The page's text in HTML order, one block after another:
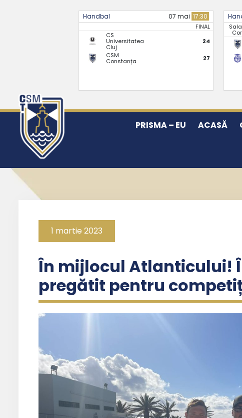
Handbal 07 mai 17:30
FINAL
CS
Universitatea
Cluj
24
CSM
Constanța 27
PRISMA – EU ACASĂ
1 martie 2023
În mijlocul Atlanticului!
pregătit pentru